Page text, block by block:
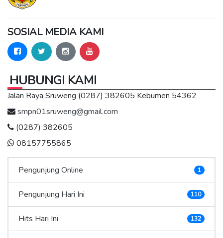
SOSIAL MEDIA KAMI
HUBUNGI KAMI
Jalan Raya Sruweng (0287) 382605 Kebumen 54362
smpn01sruweng@gmail.com
(0287) 382605
08157755865
Pengunjung Online 1
Pengunjung Hari Ini 110
Hits Hari Ini 132